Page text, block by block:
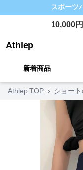
スポーツ
10,000
Athlep
新着商品
Athlep TOP › ショー